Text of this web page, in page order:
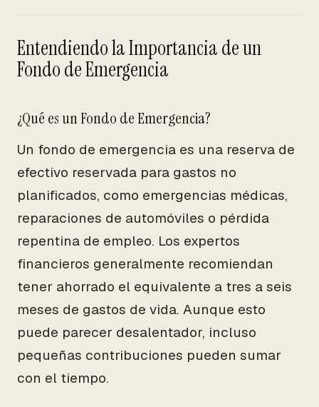
Entendiendo la Importancia de un
Fondo de Emergencia
¿Qué es un Fondo de Emergencia?
Un fondo de emergencia es una reserva de
efectivo reservada para gastos no
planificados, como emergencias médicas,
reparaciones de automóviles o pérdida
repentina de empleo. Los expertos
financieros generalmente recomiendan
tener ahorrado el equivalente a tres a seis
meses de gastos de vida. Aunque esto
puede parecer desalentador, incluso
pequeñas contribuciones pueden sumar
con el tiempo.